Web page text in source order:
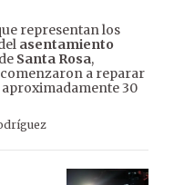
representan los
asentamiento
Santa Rosa,
a reparar
30